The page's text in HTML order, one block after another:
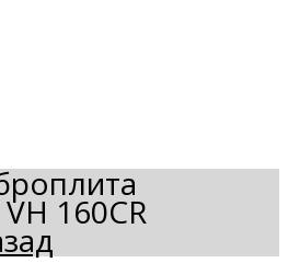
160СR